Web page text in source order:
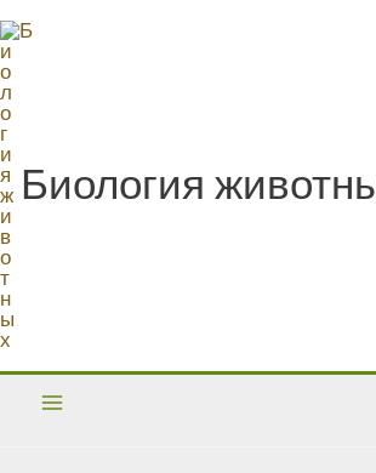
Перейти
к
содержимому
Биология